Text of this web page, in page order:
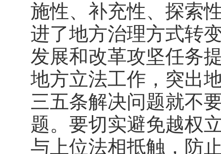
施性、补充性、探索
进了地方治理方式转
发展和改革攻坚任务
地方立法工作，突出
三五条解决问题就不
题。要切实避免越权
与上位法相抵触，防